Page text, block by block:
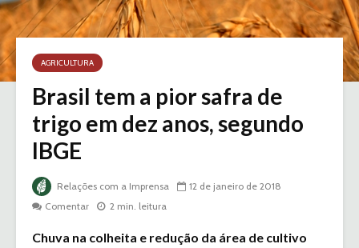
AGRICULTURA
Brasil tem a pior safra de
trigo em dez anos, segundo
IBGE
Relações com a Imprensa
12 de janeiro de 2018
Comentar
2 min. leitura
Chuva na colheita e redução da área de cultivo